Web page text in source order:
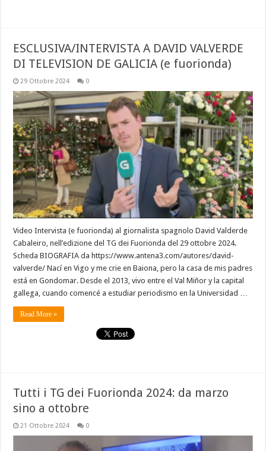
ESCLUSIVA/INTERVISTA A DAVID VALVERDE
DI TELEVISION DE GALICIA (e fuorionda)
29 Ottobre 2024 0
Video Intervista (e fuorionda) al giornalista spagnolo David Valderde
Cabaleiro, nell’edizione del TG dei Fuorionda del 29 ottobre 2024.
Scheda BIOGRAFIA da https://www.antena3.com/autores/david-
valverde/ Nací en Vigo y me crie en Baiona, pero la casa de mis padres
está en Gondomar. Desde el 2013, vivo entre el Val Miñor y la capital
gallega, cuando comencé a estudiar periodismo en la Universidad …
Read More »
Tutti i TG dei Fuorionda 2024: da marzo
sino a ottobre
21 Ottobre 2024 0